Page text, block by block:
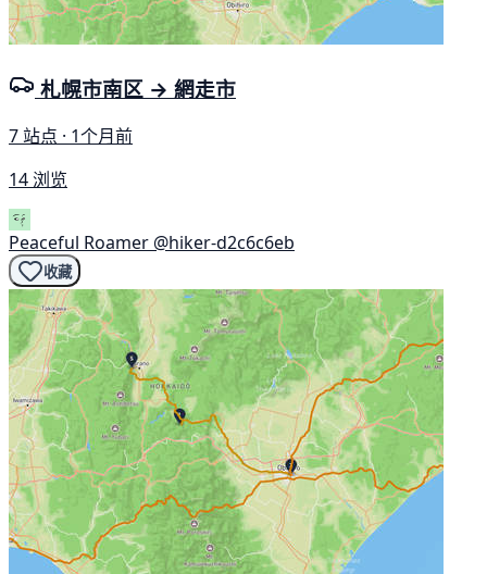
札幌市南区 → 網走市
7 站点 · 1个月前
14 浏览
Peaceful Roamer @hiker-d2c6c6eb
收藏